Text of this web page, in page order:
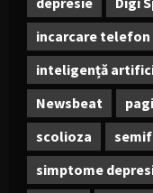
incarcare telefon
inteligență
Newsbeat
scolioza
simptome